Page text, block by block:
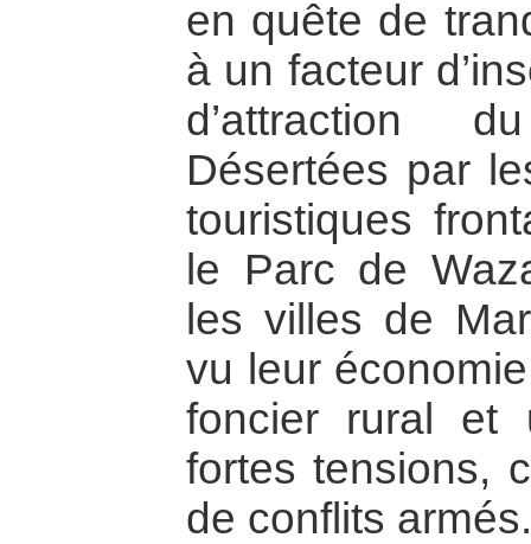
en quête de
à un facteur
d’attraction
Désertées par
touristiques
le Parc de
les villes de
vu leur
foncier rural et
fortes tensions,
de conflits armés.